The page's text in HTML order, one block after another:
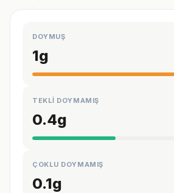
DOYMUŞ
1g
TEKLİ DOYMAMIŞ
0.4g
ÇOKLU DOYMAMIŞ
0.1g